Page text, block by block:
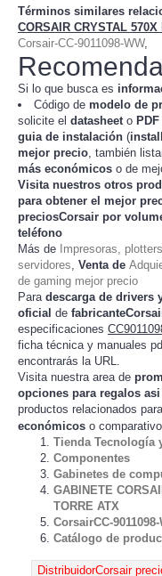
Términos similares
CORSAIR CRYSTAL
Corsair-CC-9011098-WW,
Si lo que busca es
Código de modelo de
solicite el datasheet o PDF
guia de instalación (
mejor precio , también
más económicos o de
Visita nuestros otros
para obtener el mejor
preciosCorsair por
teléfono
Más de Impresoras,
servidores Venta de
de gaming mejor precio
Para descarga de drivers
oficial de
especificaciones
ficha técnica y manuales
encontrarás la URL.
Visita nuestra area de
opciones para regalos
productos relacionados
económicos o
Tienda Tecnología
Componentes
Gabinetes de
GABINETE
TORRE ATX
CorsairCC-9011098-
Catálogo de